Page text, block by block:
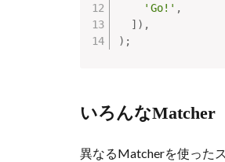
'Go!' ,
] ) ,
) ;
いろんなMatcher
異なるMatcherを使った